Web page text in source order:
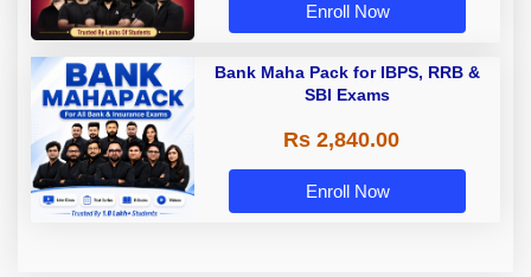
Enroll Now
Bank Maha Pack for IBPS, RRB &
SBI Exams
Rs 2,840.00
Enroll Now